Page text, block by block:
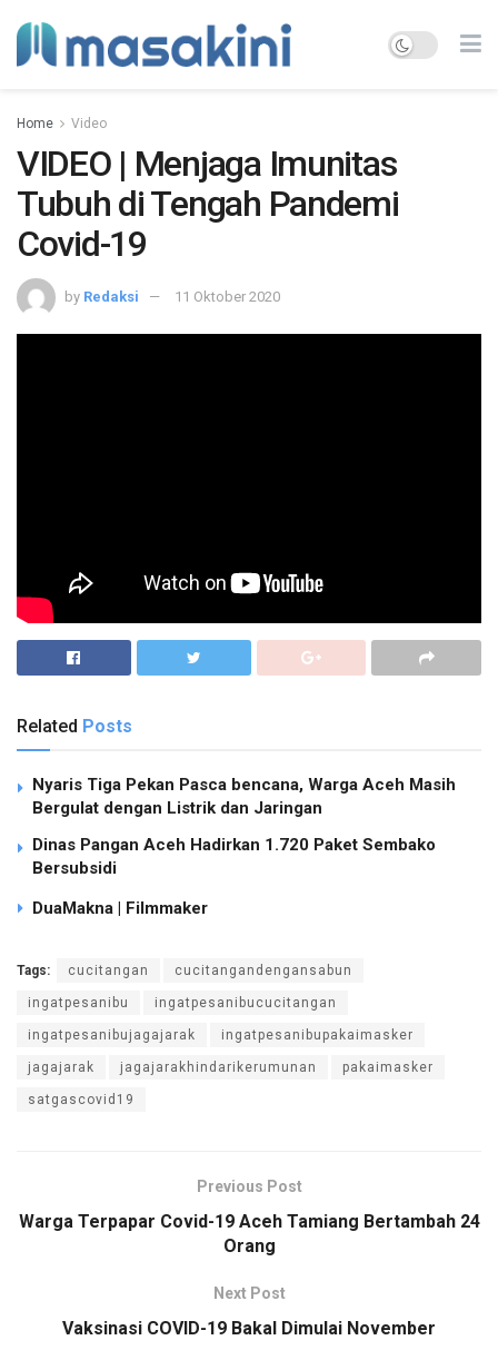
Home Video
VIDEO | Menjaga Imunitas
Tubuh di Tengah Pandemi
Covid-19
by Redaksi 11 Oktober 2020
Related Posts
Nyaris Tiga Pekan Pasca bencana, Warga Aceh Masih
Bergulat dengan Listrik dan Jaringan
Dinas Pangan Aceh Hadirkan 1.720 Paket Sembako
Bersubsidi
DuaMakna | Filmmaker
Tags: cucitangan cucitangandengansabun
ingatpesanibu ingatpesanibucucitangan
ingatpesanibujagajarak ingatpesanibupakaimasker
jagajarak jagajarakhindarikerumunan pakaimasker
satgascovid19
Previous Post
Warga Terpapar Covid-19 Aceh Tamiang Bertambah 24
Orang
Next Post
Vaksinasi COVID-19 Bakal Dimulai November